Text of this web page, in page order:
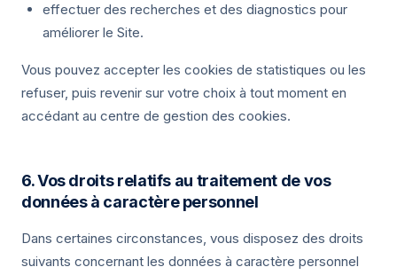
effectuer des recherches et des diagnostics pour
améliorer le Site.
Vous pouvez accepter les cookies de statistiques ou les
refuser, puis revenir sur votre choix à tout moment en
accédant au centre de gestion des cookies.
6. Vos droits relatifs au traitement de vos
données à caractère personnel
Dans certaines circonstances, vous disposez des droits
suivants concernant les données à caractère personnel